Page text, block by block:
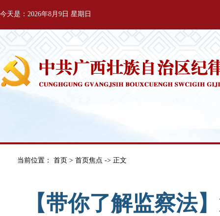
今天是：2026年8月9日 星期日
当前位置： 首页 > 首页焦点 -> 正文
【带你了解监察法